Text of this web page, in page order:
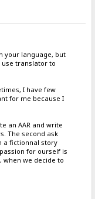
your language, but
translator to
I have few
for me because I
an AAR and write
The second ask
a fictionnal story
for ourself is
we decide to